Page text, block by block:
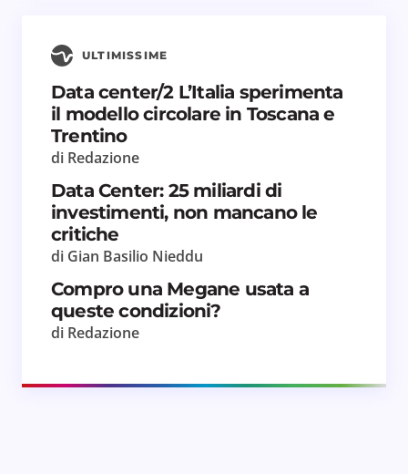
ULTIMISSIME
Data center/2 L’Italia sperimenta
il modello circolare in Toscana e
Trentino
di Redazione
Data Center: 25 miliardi di
investimenti, non mancano le
critiche
di Gian Basilio Nieddu
Compro una Megane usata a
queste condizioni?
di Redazione